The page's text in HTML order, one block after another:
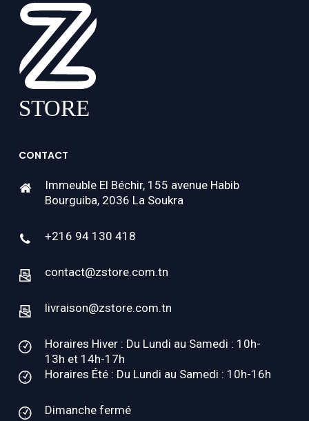
CONTACT
Immeuble El Béchir, 155 avenue Habib
Bourguiba, 2036 La Soukra
+216 94 130 418
contact@zstore.com.tn
livraison@zstore.com.tn
Horaires Hiver : Du Lundi au Samedi : 10h-
13h et 14h-17h
Horaires Été : Du Lundi au Samedi : 10h-16h
Dimanche fermé